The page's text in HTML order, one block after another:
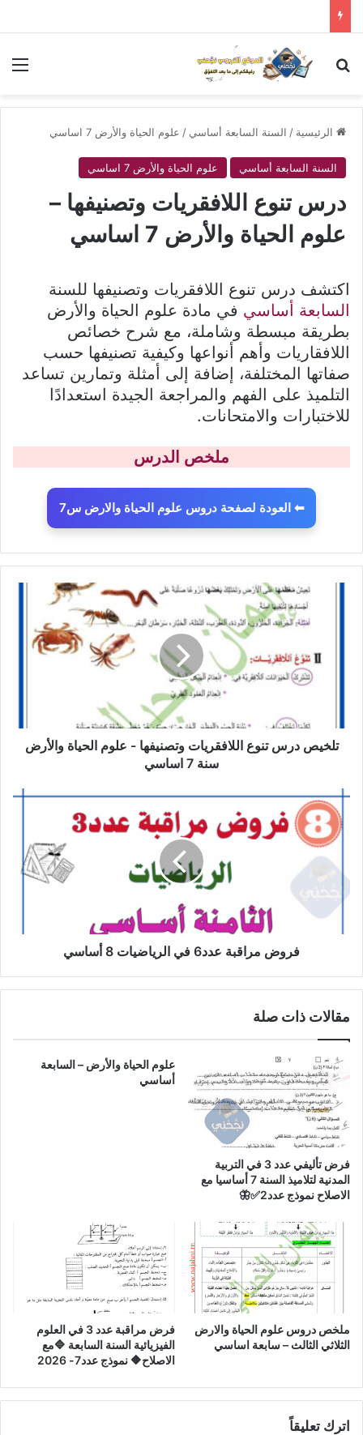
بحث عن
الرئيسية / السنة السابعة أساسي / علوم الحياة والأرض 7 اساسي
السنة السابعة أساسي علوم الحياة والأرض 7 اساسي
درس تنوع اللافقريات وتصنيفها –
علوم الحياة والأرض 7 اساسي
اكتشف درس تنوع اللافقريات وتصنيفها للسنة
السابعة أساسي في مادة علوم الحياة والأرض
بطريقة مبسطة وشاملة، مع شرح خصائص
اللافقاريات وأهم أنواعها وكيفية تصنيفها حسب
صفاتها المختلفة، إضافة إلى أمثلة وتمارين تساعد
التلميذ على الفهم والمراجعة الجيدة استعدادًا
للاختبارات والامتحانات.
ملخص الدرس
⬅ العودة لصفحة دروس علوم الحياة والارض س7
وتصنيفها
والأرض
سنةتلخيص درس تنوع اللافقريات وتصنيفها - علوم الحياة والأرض
سنة 7 اساسي
فروض
مراقبة
عدد6
الرياضيات
8
أساسي
فروض مراقبة عدد6 في الرياضيات 8 أساسي
مقالات ذات صلة
فرض تأليفي عدد 3 في التربية
المدنية لتلاميذ السنة 7 أساسيا مع
الاصلاح نموذج عدد2✅🦋
علوم الحياة والأرض – السابعة
أساسي
ملخص دروس علوم الحياة والارض
الثلاثي الثالث – سابعة اساسي
فرض مراقبة عدد 3 في العلوم
الفيزيائية السنة السابعة 🔷مع
الاصلاح🔶 نموذج عدد7- 2026
اترك تعليقاً